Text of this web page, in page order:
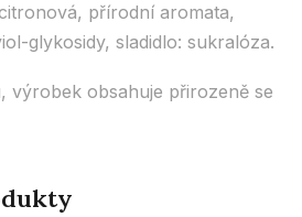
přírodní aromata,
glykosidy, sladidlo: sukralóza.
výrobek obsahuje přirozeně se